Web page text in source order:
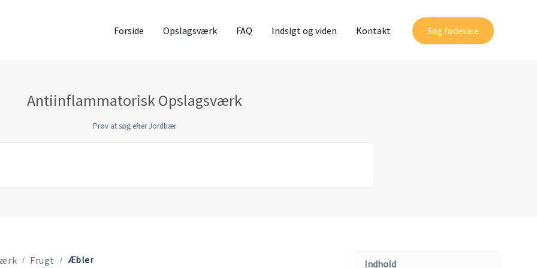
Forside Opslagsværk FAQ Indsigt og viden Kontakt Søg fødevare
Antiinflammatorisk Opslagsværk
Prøv at søg efter Jordbær
Frugt Æbler Indhold